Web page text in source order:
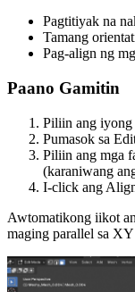
Pagtitiyak na
Tamang
Pag-align ng
Paano Gamitin
Piliin ang iyong
Pumasok sa
Piliin ang mga
(karaniwang
I-click ang
Awtomatikong iikot
maging parallel sa XY